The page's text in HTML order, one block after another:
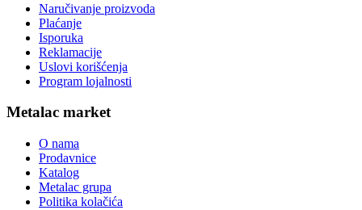
Naručivanje proizvoda
Plaćanje
Isporuka
Reklamacije
Uslovi korišćenja
Program lojalnosti
Metalac market
O nama
Prodavnice
Katalog
Metalac grupa
Politika kolačića